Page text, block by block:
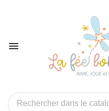
